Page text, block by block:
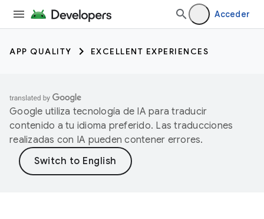
Acceder
APP QUALITY EXCELLENT EXPERIENCES
Google utiliza tecnología de IA para traducir
contenido a tu idioma preferido. Las traducciones
realizadas con IA pueden contener errores.